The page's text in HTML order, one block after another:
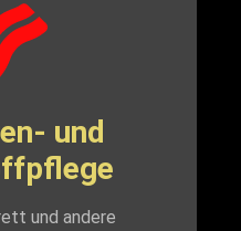
und
und andere